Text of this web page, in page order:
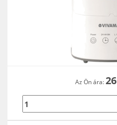
Az Ön ára: